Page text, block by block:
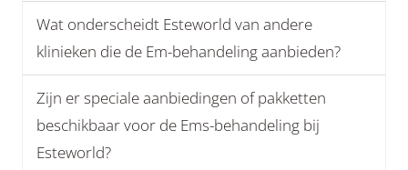
Wat onderscheidt Esteworld van andere
klinieken die de Em-behandeling aanbieden?
Zijn er speciale aanbiedingen of pakketten
beschikbaar voor de Ems-behandeling bij
Esteworld?